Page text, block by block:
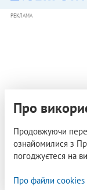
РЕКЛАМА
Про
Продовжуючи
ознайомилися з
погоджуєтеся на
Про файли cookies